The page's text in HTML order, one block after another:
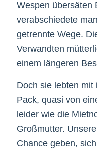
Wespen übersäten
verabschiedete
getrennte Wege.
Verwandten
einem längeren
Doch sie lebten mit
Pack, quasi von
leider wie die
Großmutter.
Chance geben,